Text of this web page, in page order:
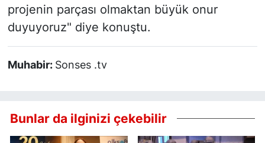
projenin parçası olmaktan büyük onur
duyuyoruz" diye konuştu.
Muhabir: Sonses .tv
Bunlar da ilginizi çekebilir